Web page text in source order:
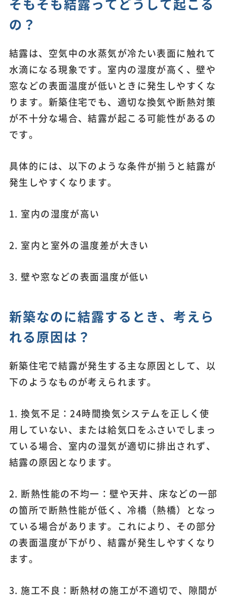
の？
結露は、空気中の水蒸気が冷たい表面に触れて
水滴になる現象です。室内の湿度が高く、壁や
窓などの表面温度が低いときに発生しやすくな
ります。新築住宅でも、適切な換気や断熱対策
が不十分な場合、結露が起こる可能性があるの
です。
具体的には、以下のような条件が揃うと結露が
発生しやすくなります。
1. 室内の湿度が高い
2. 室内と室外の温度差が大きい
3. 壁や窓などの表面温度が低い
新築なのに結露するとき、考えら
れる原因は？
新築住宅で結露が発生する主な原因として、以
下のようなものが考えられます。
1. 換気不足：24時間換気システムを正しく使
用していない、または給気口をふさいでしまっ
ている場合、室内の湿気が適切に排出されず、
結露の原因となります。
2. 断熱性能の不均一：壁や天井、床などの一部
の箇所で断熱性能が低く、冷橋（熱橋）となっ
ている場合があります。これにより、その部分
の表面温度が下がり、結露が発生しやすくなり
ます。
3. 施工不良：断熱材の施工が不適切で、隙間が